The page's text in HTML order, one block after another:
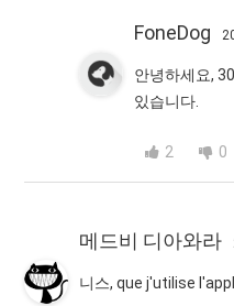
FoneDog
안녕하세요,
있습니다.
2 0
메드비 디아와라
니스, que j'utilise